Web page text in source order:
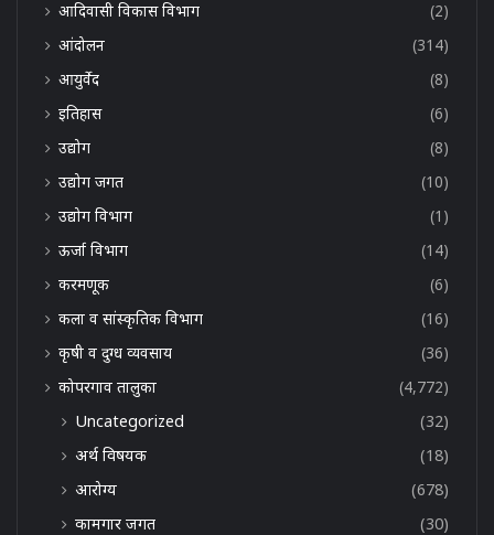
आदिवासी विकास विभाग
(2)
आंदोलन
(314)
आयुर्वेद
(8)
इतिहास
(6)
उद्योग
(8)
उद्योग जगत
(10)
उद्योग विभाग
(1)
ऊर्जा विभाग
(14)
करमणूक
(6)
कला व सांस्कृतिक विभाग
(16)
कृषी व दुग्ध व्यवसाय
(36)
कोपरगाव तालुका
(4,772)
Uncategorized
(32)
अर्थ विषयक
(18)
आरोग्य
(678)
कामगार जगत
(30)